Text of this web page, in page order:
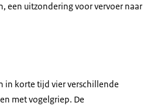
een uitzondering voor vervoer naar
in korte tijd vier verschillende
met vogelgriep. De